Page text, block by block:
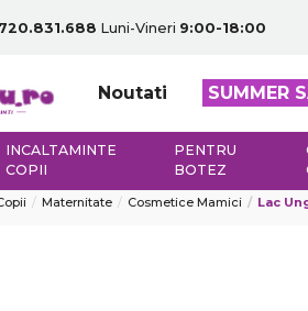
Luni-Vineri 9:00-18:00
Noutati SUMMER
INCALTAMINTE
COPII
PENTRU
BOTEZ
Maternitate Cosmetice Mamici Lac